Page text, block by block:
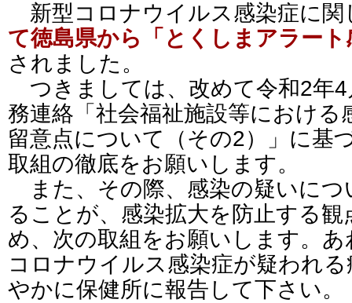
新型コロナウイルス感染症に関
て徳島県から「とくしまアラー
されました。
つきましては、改めて令和2年4
務連絡「社会福祉施設等における
留意点について（その2）」に基
取組の徹底をお願いします。
また、その際、感染の疑いにつ
ることが、感染拡大を防止する
め、次の取組をお願いします。
コロナウイルス感染症が疑われ
やかに保健所に報告して下さい。